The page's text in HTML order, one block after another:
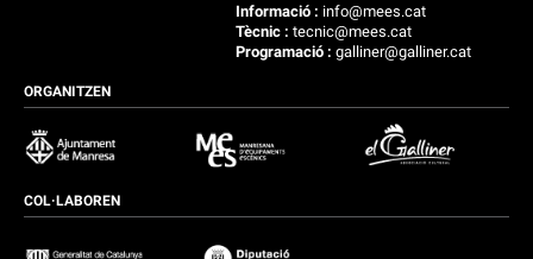
Informació : info@mees.cat
Tècnic :tecnic@mees.cat
Programació :galliner@galliner.cat
ORGANITZEN
COL·LABOREN